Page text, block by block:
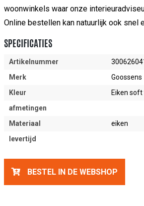
woonwinkels waar onze
Online bestellen kan natuurlijk ook snel
SPECIFICATIES
Artikelnummer
Merk
Goossens
Kleur
Eiken
afmetingen
Materiaal
eiken
levertijd
BESTEL IN DE WEBSHOP